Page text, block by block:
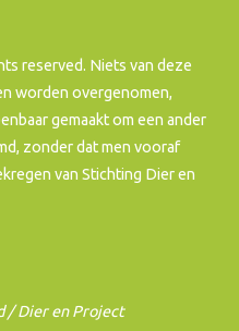
reserved. Niets van deze
worden overgenomen,
gemaakt om een ander
zonder dat men vooraf
van Stichting Dier en
/ Dier en Project